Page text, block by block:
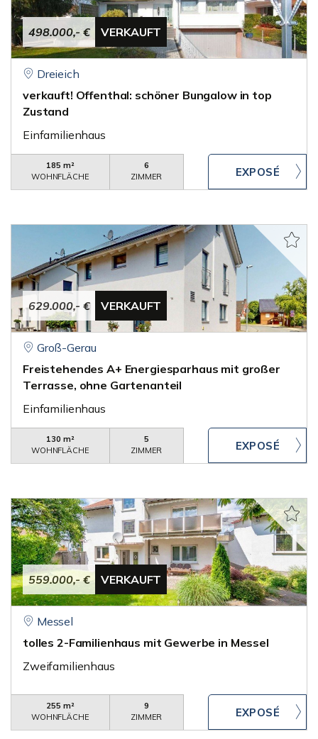
498.000,- € VERKAUFT
Dreieich
verkauft! Offenthal: schöner Bungalow in top
Zustand
Einfamilienhaus
185 m²
WOHNFLÄCHE
6
ZIMMER
629.000,- € VERKAUFT
Groß-Gerau
Freistehendes A+ Energiesparhaus mit großer
Terrasse, ohne Gartenanteil
Einfamilienhaus
130 m²
WOHNFLÄCHE
5
ZIMMER
559.000,- € VERKAUFT
Messel
tolles 2-Familienhaus mit Gewerbe in Messel
Zweifamilienhaus
255 m²
WOHNFLÄCHE
9
ZIMMER